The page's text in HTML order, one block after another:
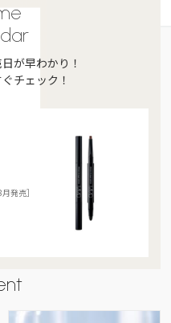
が早わかり！
チェック！
発売］